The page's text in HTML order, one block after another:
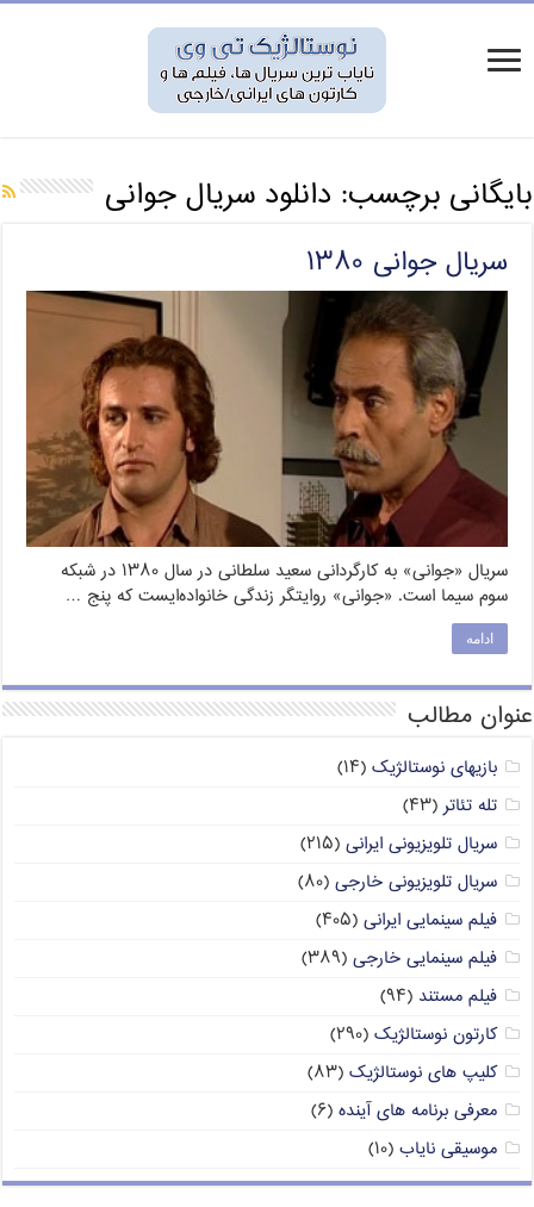
بایگانی برچسب: دانلود سریال جوانی
سریال جوانی ۱۳۸۰
سریال «جوانی» به کارگردانی سعید سلطانی در سال ۱۳۸۰ در شبکه
سوم سیما است. «جوانی» روایتگر زندگی خانواده‌ایست که پنج …
ادامه
عنوان مطالب
بازیهای نوستالژیک (۱۴)
تله تئاتر (۴۳)
سریال تلویزیونی ایرانی (۲۱۵)
سریال تلویزیونی خارجی (۸۰)
فیلم سینمایی ایرانی (۴۰۵)
فیلم سینمایی خارجی (۳۸۹)
فیلم مستند (۹۴)
کارتون نوستالژیک (۲۹۰)
کلیپ های نوستالژیک (۸۳)
معرفی برنامه های آینده (۶)
موسیقی نایاب (۱۰)